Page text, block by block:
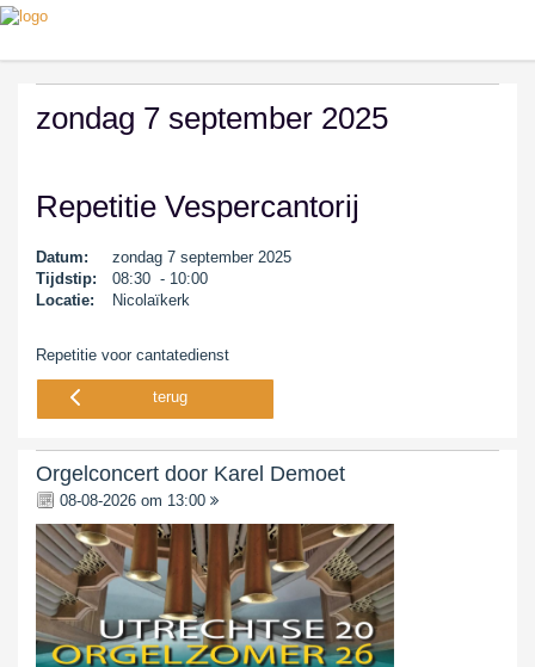
zondag 7 september 2025
Repetitie Vespercantorij
Datum:
zondag 7 september 2025
Tijdstip:
08:30 - 10:00
Locatie:
Nicolaïkerk
Repetitie voor cantatedienst
terug
Orgelconcert door Karel Demoet
08-08-2026 om 13:00